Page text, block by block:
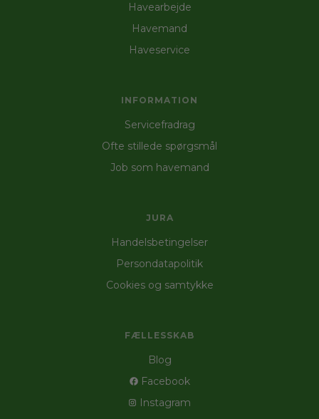
Havearbejde
Havemand
Haveservice
INFORMATION
Servicefradrag
Ofte stillede spørgsmål
Job som havemand
JURA
Handelsbetingelser
Persondatapolitik
Cookies og samtykke
FÆLLESSKAB
Blog
Facebook
Instagram